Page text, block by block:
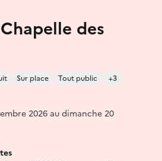
des
Sur place Tout public +3
2026 au dimanche 20